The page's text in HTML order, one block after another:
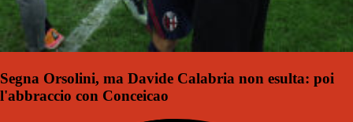
Segna Orsolini, ma Davide Calabria non esulta: poi
l'abbraccio con Conceicao